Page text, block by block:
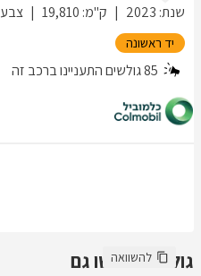
שנת:
2023 ק"מ:
19,810 צבע
יד ראשונה
85גולשים התעניינו ברכב זה
גולשים חיפשו גם
להשוואה